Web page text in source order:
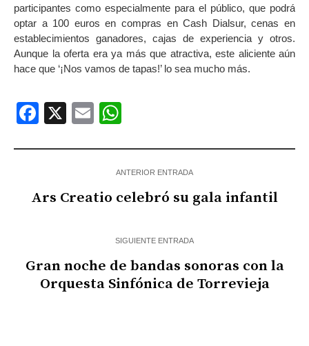
participantes como especialmente para el público, que podrá
optar a 100 euros en compras en Cash Dialsur, cenas en
establecimientos ganadores, cajas de experiencia y otros.
Aunque la oferta era ya más que atractiva, este aliciente aún
hace que ‘¡Nos vamos de tapas!’ lo sea mucho más.
Facebook
X Email
ANTERIOR ENTRADA
Ars Creatio celebró su gala infantil
SIGUIENTE ENTRADA
Gran noche de bandas sonoras con la
Orquesta Sinfónica de Torrevieja